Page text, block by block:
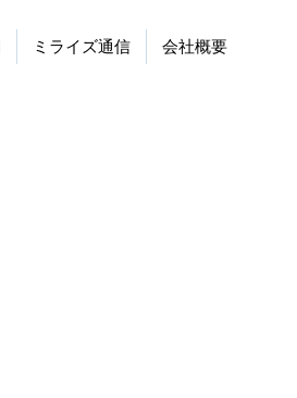
ミライズ通信 会社概要